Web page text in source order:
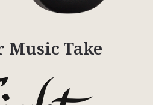
Music Take